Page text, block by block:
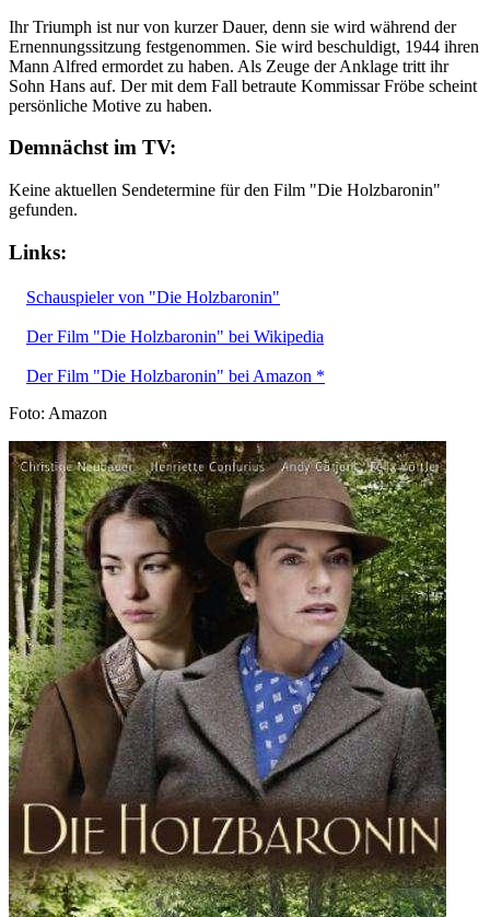
Ihr Triumph ist nur von kurzer Dauer, denn sie wird während der
Ernennungssitzung festgenommen. Sie wird beschuldigt, 1944 ihren
Mann Alfred ermordet zu haben. Als Zeuge der Anklage tritt ihr
Sohn Hans auf. Der mit dem Fall betraute Kommissar Fröbe scheint
persönliche Motive zu haben.
Demnächst im TV:
Keine aktuellen Sendetermine für den Film "Die Holzbaronin"
gefunden.
Links:
Schauspieler von "Die Holzbaronin"
Der Film "Die Holzbaronin" bei Wikipedia
Der Film "Die Holzbaronin" bei Amazon *
Foto: Amazon